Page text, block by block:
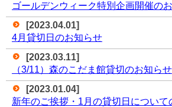
ゴールデンウィーク特別企画開催の
[2023.04.01]
4月貸切日のお知らせ
[2023.03.11]
（3/11）森のこだま館貸切のお知らせ
[2023.01.04]
新年のご挨拶・1月の貸切日について